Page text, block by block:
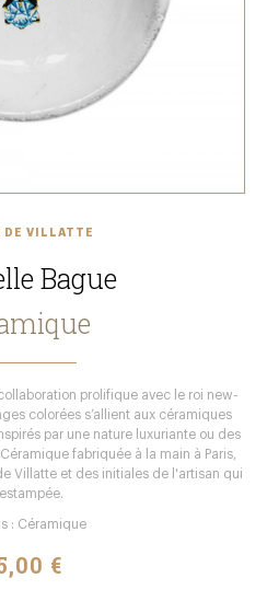
DE VILLATTE
Bague
prolifique avec le roi new-
colorées s’allient aux céramiques
par une nature luxuriante ou des
fabriquée à la main à Paris,
Villatte et des initiales de l'artisan qui
: Céramique
€